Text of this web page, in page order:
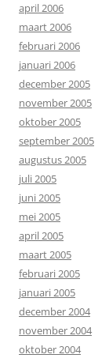
april 2006
maart 2006
februari 2006
januari 2006
december 2005
november 2005
oktober 2005
september 2005
augustus 2005
juli 2005
juni 2005
mei 2005
april 2005
maart 2005
februari 2005
januari 2005
december 2004
november 2004
oktober 2004